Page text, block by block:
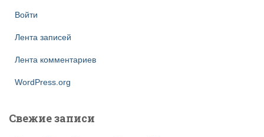
Войти
Лента записей
Лента комментариев
WordPress.org
Свежие записи